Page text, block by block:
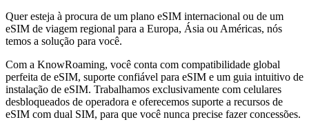
Quer esteja à procura de um plano eSIM internacional ou de um
eSIM de viagem regional para a Europa, Ásia ou Américas, nós
temos a solução para você.
Com a KnowRoaming, você conta com compatibilidade global
perfeita de eSIM, suporte confiável para eSIM e um guia intuitivo de
instalação de eSIM. Trabalhamos exclusivamente com celulares
desbloqueados de operadora e oferecemos suporte a recursos de
eSIM com dual SIM, para que você nunca precise fazer concessões.